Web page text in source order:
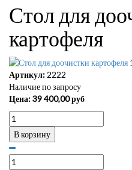
Стол для
картофеля
Артикул: 2222
Наличие по запросу
Цена:39 400,00руб
В корзину